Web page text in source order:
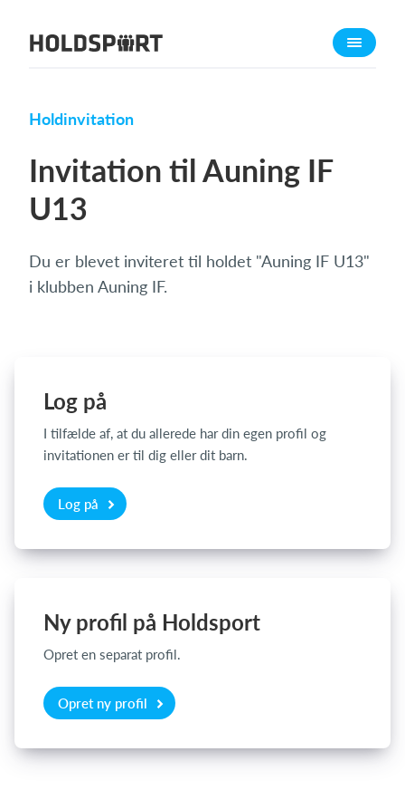
Om Holdsport
Presseomtale
Funktioner
Kontingentopkrævning
Hjemmeside
Hvad koster det?
Holdinvitation
Invitation til Auning IF
U13
Du er blevet inviteret til holdet "Auning IF U13"
i klubben Auning IF.
Log på
I tilfælde af, at du allerede har din egen profil og
invitationen er til dig eller dit barn.
Log på
Ny profil på Holdsport
Opret en separat profil.
Opret ny profil